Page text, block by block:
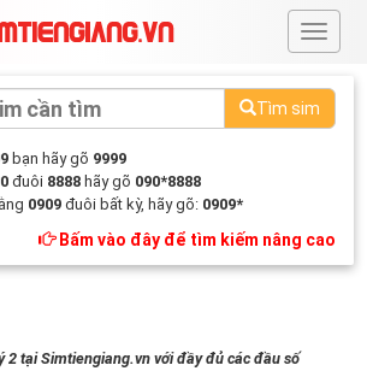
#
Tìm sim
bạn hãy gõ 9999
đuôi 8888 hãy gõ 090*8888
0909 đuôi bất kỳ, hãy gõ: 0909*
Bấm vào đây để tìm kiếm nâng cao
2 tại Simtiengiang.vn với đầy đủ các đầu số